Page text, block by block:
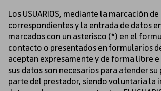
Los USUARIOS, mediante la marcación
correspondientes y la entrada de datos
marcados con un asterisco (*) en el
contacto o presentados en formularios
aceptan expresamente y de forma libre
sus datos son necesarios para atender
parte del prestador, siendo voluntaria la